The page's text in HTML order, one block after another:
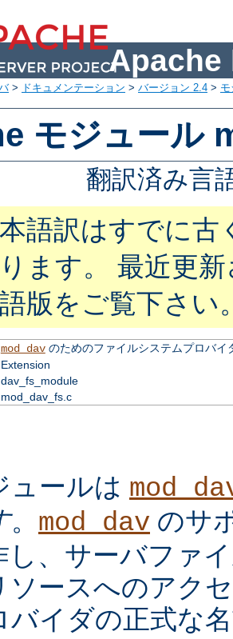
Apache
> ドキュメンテーション > バージョン 2.4 >
モジュール
翻訳済み言
語訳はすでに古
ます。 最近更
版をご覧下さい
mod_davのためのファイルシステムプロバイ
Extension
dav_fs_module
mod_dav_fs.c
ュールは
。 mod_dav のサ
し、サーバファ
ソースへのアク
バイダの正式な